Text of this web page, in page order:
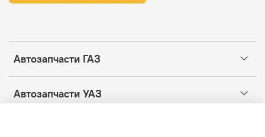
Автозапчасти ГАЗ
Автозапчасти УАЗ